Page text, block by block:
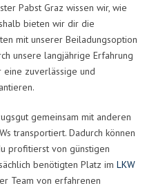
Pabst Graz wissen wir, wie
bieten wir dir die
mit unserer Beiladungsoption
unsere langjährige Erfahrung
eine zuverlässige und
gemeinsam mit anderen
transportiert. Dadurch können
profitierst von günstigen
benötigten Platz im LKW
Team von erfahrenen